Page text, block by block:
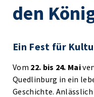
den
Ein Fest für
Vom 22. bis 24. Mai
Quedlinburg in ein
Geschichte.